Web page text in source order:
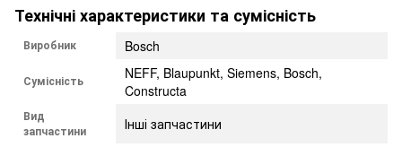
Технічні характеристики та сумісність
Виробник Bosch
Сумісність
NEFF, Blaupunkt, Siemens, Bosch,
Constructa
Вид
запчастини
Інші запчастини